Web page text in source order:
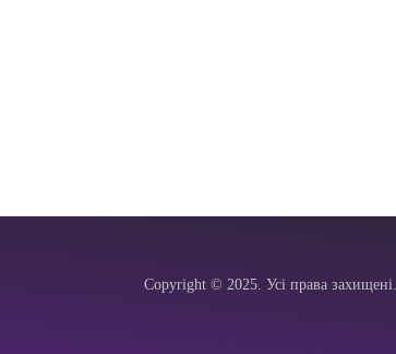
Copyright © 2025. Усі права